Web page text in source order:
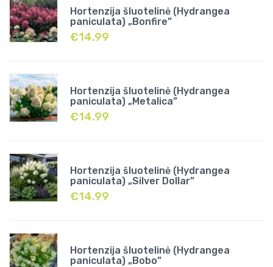
Hortenzija šluotelinė (Hydrangea
paniculata) „Bonfire”
€14.99
Hortenzija šluotelinė (Hydrangea
paniculata) „Metalica”
€14.99
Hortenzija šluotelinė (Hydrangea
paniculata) „Silver Dollar”
€14.99
Hortenzija šluotelinė (Hydrangea
paniculata) „Bobo”